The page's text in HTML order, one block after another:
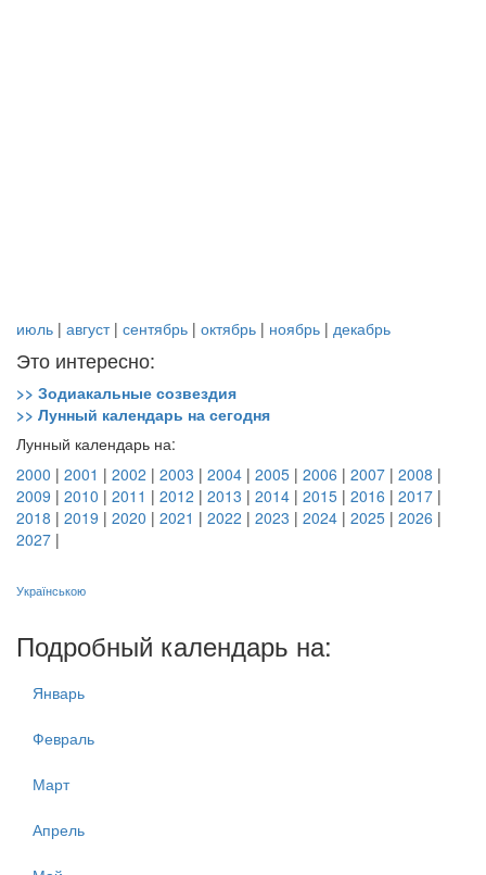
июль | август| сентябрь | октябрь | ноябрь | декабрь
Это интересно:
>> Зодиакальные созвездия
>> Лунный календарь на сегодня
Лунный календарь на:
2000 | 2001 | 2002 | 2003 | 2004 | 2005 | 2006 | 2007 | 2008 |
2009 | 2010 | 2011 | 2012 | 2013 | 2014 | 2015 | 2016 | 2017 |
2018 | 2019 | 2020 | 2021 | 2022 | 2023 | 2024 | 2025 | 2026 |
2027 |
Українською
Подробный календарь на:
Январь
Февраль
Март
Апрель